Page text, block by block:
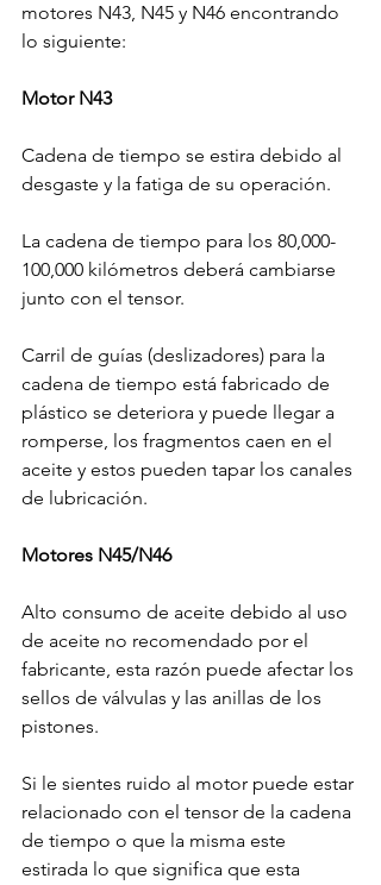
motores N43, N45 y N46 encontrando
lo siguiente:
Motor N43
Cadena de tiempo se estira debido al
desgaste y la fatiga de su operación.
La cadena de tiempo para los 80,000-
100,000 kilómetros deberá cambiarse
junto con el tensor.
Carril de guías (deslizadores) para la
cadena de tiempo está fabricado de
plástico se deteriora y puede llegar a
romperse, los fragmentos caen en el
aceite y estos pueden tapar los canales
de lubricación.
Motores N45/N46
Alto consumo de aceite debido al uso
de aceite no recomendado por el
fabricante, esta razón puede afectar los
sellos de válvulas y las anillas de los
pistones.
Si le sientes ruido al motor puede estar
relacionado con el tensor de la cadena
de tiempo o que la misma este
estirada lo que significa que esta